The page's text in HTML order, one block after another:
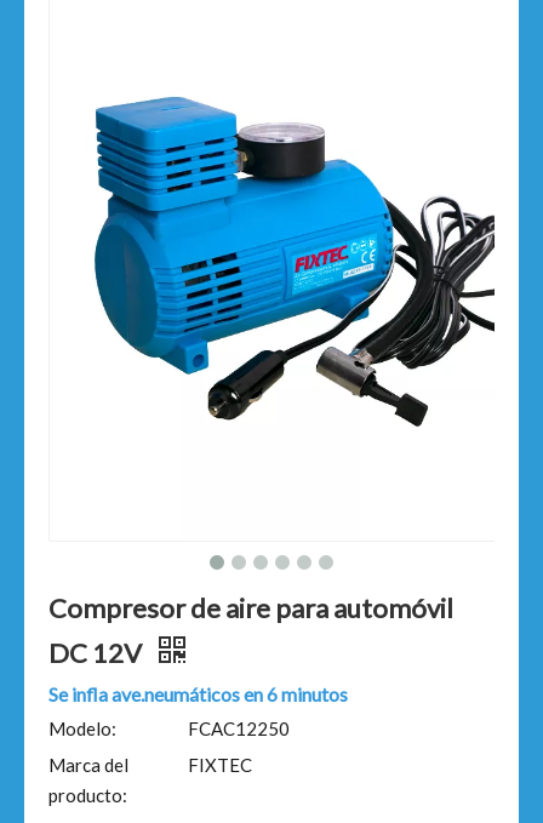
Compresor de aire para automóvil
DC 12V
Se infla ave.neumáticos en 6 minutos
Modelo:
FCAC12250
Marca del
producto:
FIXTEC